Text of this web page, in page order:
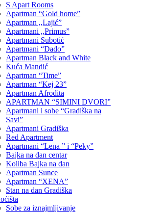
S Apart Rooms
Apartman “Gold home”
Apartman ,,Lajić”
Apartmani ,,Primus”
Apartmani Subotić
Apartmani “Dado”
Apartman Black and White
Kuća Mandić
Apartman “Time”
Apartman “Kej 23”
Apartman Afrodita
APARTMAN “SIMINI DVORI”
Apartmani i sobe “Gradiška na
Savi”
Apartmani Gradiška
Red Apartment
Apartmani “Lena ” i “Peky”
Bajka na dan centar
Koliba Bajka na dan
Apartman Sunce
Apartman “XENA”
Stan na dan Gradiška
Sobe za iznajmljivanje